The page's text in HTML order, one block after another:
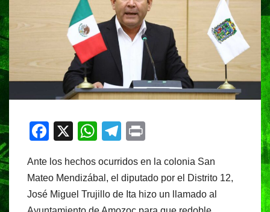
F
c
e
X
W
at
s
T
e
gr
t
Ante los hechos ocurridos en la colonia San
Mateo Mendizábal, el diputado por el Distrito 12,
José Miguel Trujillo de Ita hizo un llamado al